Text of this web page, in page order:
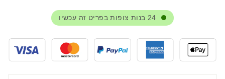
24 בנות צופות בפריט זה עכשיו